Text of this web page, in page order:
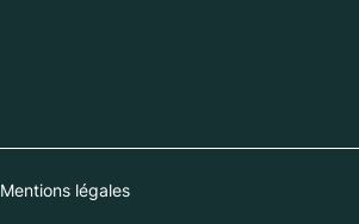
Mentions légales